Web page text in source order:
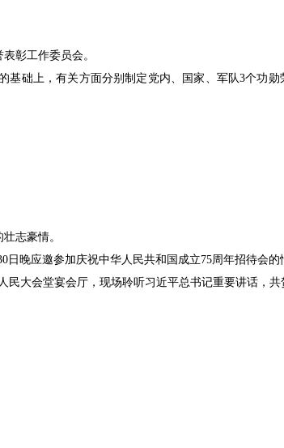
彰工作委员会。
础上，有关方面分别制定党内、国家、军队3个功勋
志豪情。
晚应邀参加庆祝中华人民共和国成立75周年招待会的
民大会堂宴会厅，现场聆听习近平总书记重要讲话，共